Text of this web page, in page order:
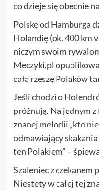
co dzieje się obecnie
Polskę od Hamburga
Holandię (ok. 400 km
niczym swoim
Meczyki.pl
całą rzeszę Polaków
Jeśli chodzi o
próżnują. Na jednym
znanej melodii „kto
odmawiający skakania
ten Polakiem” –
Szaleniec z czekanem
Niestety w całej tej